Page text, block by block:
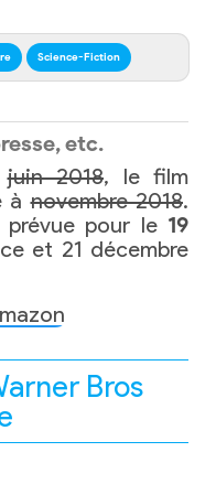
Science-Fiction
etc.
juin 2018, le film
ànovembre 2018.
pour le 19
et 21 décembre
Bros